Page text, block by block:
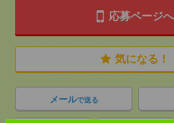
応募ページへ
気になる！
メールで送る